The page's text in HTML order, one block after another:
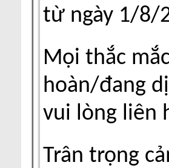
từ ngày 1/8/
Mọi thắc
hoàn/đang
vui lòng liên
Trân trọng